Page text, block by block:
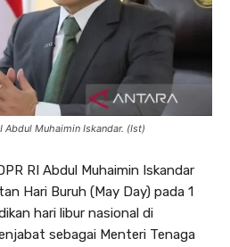
Abdul Muhaimin Iskandar. (Ist)
RI Abdul Muhaimin Iskandar
Hari Buruh (May Day) pada 1
hari libur nasional di
sebagai Menteri Tenaga